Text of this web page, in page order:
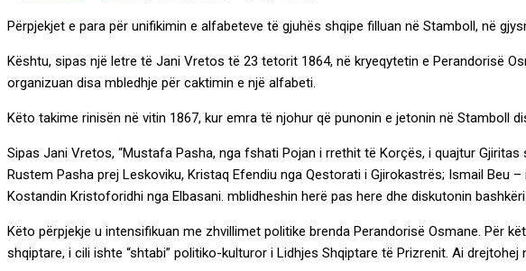
Email
Përpjekjet e para për unifikimin e alfabeteve të gjuhës shqipe filluan në Stamboll, në
Kështu, sipas një letre të Jani Vretos të 23 tetorit 1864, në kryeqytetin e Perandorisë
organizuan disa mbledhje për caktimin e një alfabeti.
Këto takime rinisën në vitin 1867, kur emra të njohur që punonin e jetonin në Stamboll
Sipas Jani Vretos, “Mustafa Pasha, nga fshati Pojan i rrethit të Korçës, i quajtur
Rustem Pasha prej Leskoviku, Kristaq Efendiu nga Qestorati i Gjirokastrës; Ismail Beu
Kostandin Kristoforidhi nga Elbasani. mblidheshin herë pas here dhe diskutonin
Këto përpjekje u intensifikuan me zhvillimet politike brenda Perandorisë Osmane. Për
shqiptare, i cili ishte “shtabi” politiko-kulturor i Lidhjes Shqiptare të Prizrenit. Ai